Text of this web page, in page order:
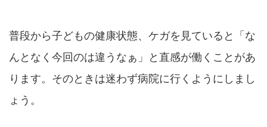
普段から子どもの健康状態、ケガを見ていると「な
んとなく今回のは違うなぁ」と直感が働くことがあ
ります。そのときは迷わず病院に行くようにしまし
ょう。